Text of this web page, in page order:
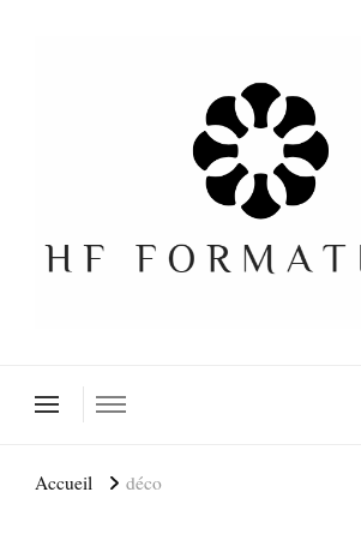
Accueil déco